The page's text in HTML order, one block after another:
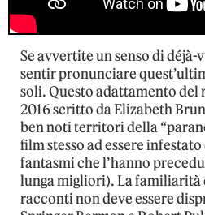
Se avvertite un senso di
sentir pronunciare
soli. Questo adattamento
2016 scritto da Elizabeth
ben noti territori della
film stesso ad essere
fantasmi che l’hanno
lunga migliori). La familiarità
racconti non deve essere